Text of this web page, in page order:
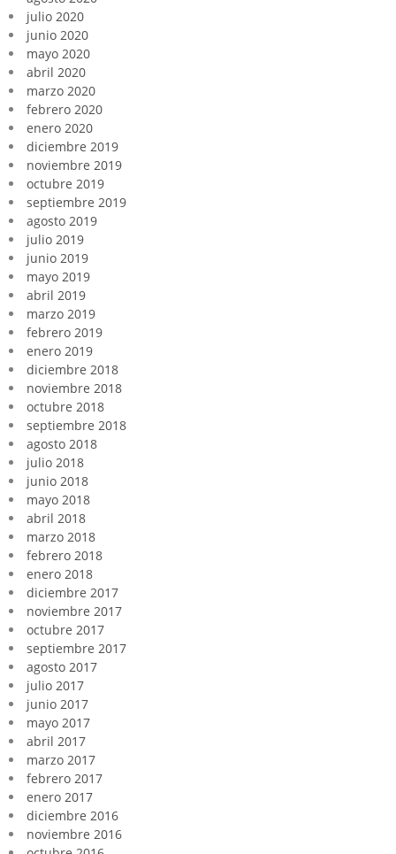
julio 2020
junio 2020
mayo 2020
abril 2020
marzo 2020
febrero 2020
enero 2020
diciembre 2019
noviembre 2019
octubre 2019
septiembre 2019
agosto 2019
julio 2019
junio 2019
mayo 2019
abril 2019
marzo 2019
febrero 2019
enero 2019
diciembre 2018
noviembre 2018
octubre 2018
septiembre 2018
agosto 2018
julio 2018
junio 2018
mayo 2018
abril 2018
marzo 2018
febrero 2018
enero 2018
diciembre 2017
noviembre 2017
octubre 2017
septiembre 2017
agosto 2017
julio 2017
junio 2017
mayo 2017
abril 2017
marzo 2017
febrero 2017
enero 2017
diciembre 2016
noviembre 2016